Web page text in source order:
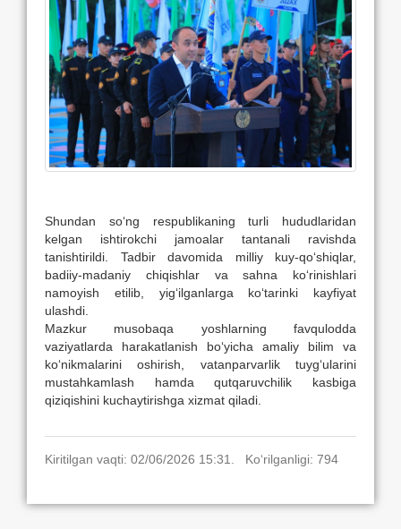
Shundan so‘ng respublikaning turli hududlaridan
kelgan ishtirokchi jamoalar tantanali ravishda
tanishtirildi. Tadbir davomida milliy kuy-qo‘shiqlar,
badiiy-madaniy chiqishlar va sahna ko‘rinishlari
namoyish etilib, yig‘ilganlarga ko‘tarinki kayfiyat
ulashdi.
Mazkur musobaqa yoshlarning favqulodda
vaziyatlarda harakatlanish bo‘yicha amaliy bilim va
ko‘nikmalarini oshirish, vatanparvarlik tuyg‘ularini
mustahkamlash hamda qutqaruvchilik kasbiga
qiziqishini kuchaytirishga xizmat qiladi.
Kiritilgan vaqti: 02/06/2026 15:31. Ko‘rilganligi: 794